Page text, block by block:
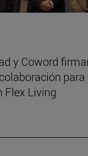
y Coword
Flex Living